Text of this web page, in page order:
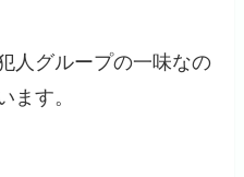
人グループの一味なの
ます。